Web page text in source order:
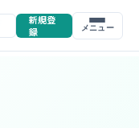
新規登
録
メニュー